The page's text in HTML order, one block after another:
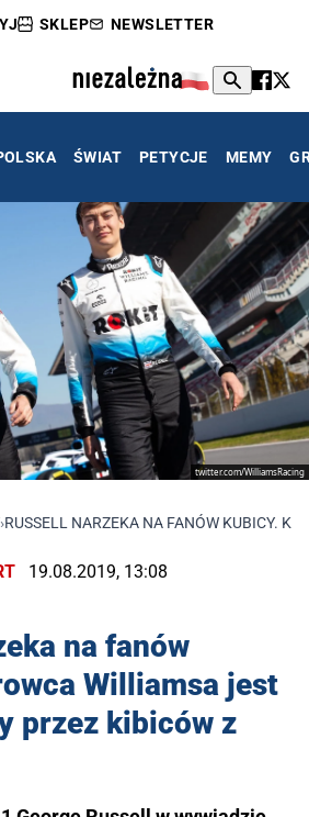
SKLEP NEWSLETTER
ŚWIAT PETYCJE MEMY
twitter.com/WilliamsRacing
›RUSSELL NARZEKA NA FANÓW KUBICY.
19.08.2019, 13:08
na fanów
Williamsa jest
przez kibiców z